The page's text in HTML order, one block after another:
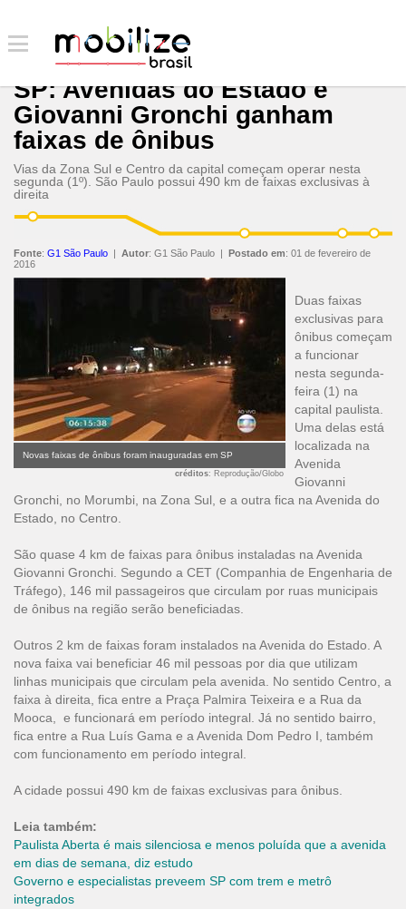
SP: Avenidas do Estado e
Giovanni Gronchi ganham
faixas de ônibus
Vias da Zona Sul e Centro da capital começam operar nesta
segunda (1º). São Paulo possui 490 km de faixas exclusivas à
direita
Fonte: G1 São Paulo | Autor: G1 São Paulo | Postado em: 01 de fevereiro de
2016
Novas faixas de ônibus foram inauguradas em SP
créditos: Reprodução/Globo
Duas faixas
exclusivas para
ônibus começam
a funcionar
nesta segunda-
feira (1) na
capital paulista.
Uma delas está
localizada na
Avenida
Giovanni
Gronchi, no Morumbi, na Zona Sul, e a outra fica na Avenida do
Estado, no Centro.
São quase 4 km de faixas para ônibus instaladas na Avenida
Giovanni Gronchi. Segundo a CET (Companhia de Engenharia de
Tráfego), 146 mil passageiros que circulam por ruas municipais
de ônibus na região serão beneficiadas.
Outros 2 km de faixas foram instalados na Avenida do Estado. A
nova faixa vai beneficiar 46 mil pessoas por dia que utilizam
linhas municipais que circulam pela avenida. No sentido Centro, a
faixa à direita, fica entre a Praça Palmira Teixeira e a Rua da
Mooca, e funcionará em período integral. Já no sentido bairro,
fica entre a Rua Luís Gama e a Avenida Dom Pedro I, também
com funcionamento em período integral.
A cidade possui 490 km de faixas exclusivas para ônibus.
Leia também:
Paulista Aberta é mais silenciosa e menos poluída que a avenida
em dias de semana, diz estudo
Governo e especialistas preveem SP com trem e metrô
integrados